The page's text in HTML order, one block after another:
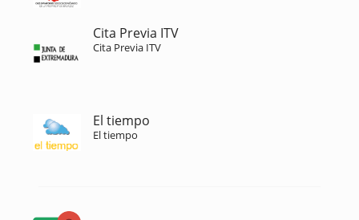
Cita Previa ITV
Cita Previa ITV
El tiempo
El tiempo